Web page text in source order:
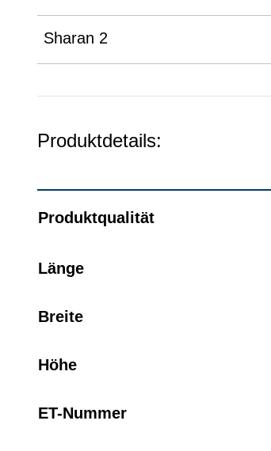
Sharan 2
Produktdetails:
Produktqualität
Länge
Breite
Höhe
ET-Nummer